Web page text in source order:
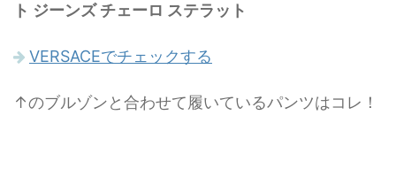
ト ジーンズ チェーロ ステラット
VERSACEでチェックする
↑のブルゾンと合わせて履いているパンツはコレ！